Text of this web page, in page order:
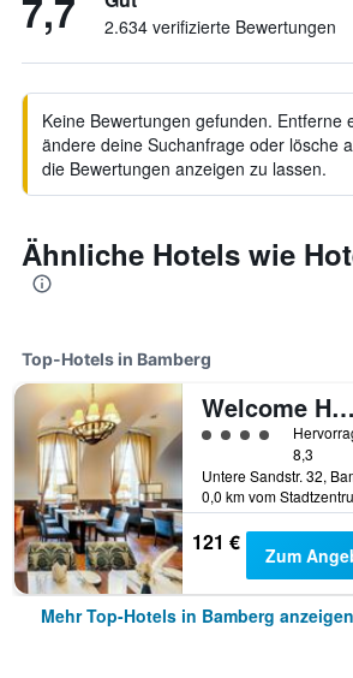
7,7 2.634 verifizierte Bewertungen
Keine Bewertungen gefunden. Entferne
ändere deine Suchanfrage oder lösche
die Bewertungen anzeigen zu lassen.
Ähnliche Hotels wie
Top-Hotels in Bamberg
Welcome Hotel Residenzschloss Bamberg
8,3
0,0 km vom
121 € Zum
Mehr Top-Hotels in Bamberg anzeigen